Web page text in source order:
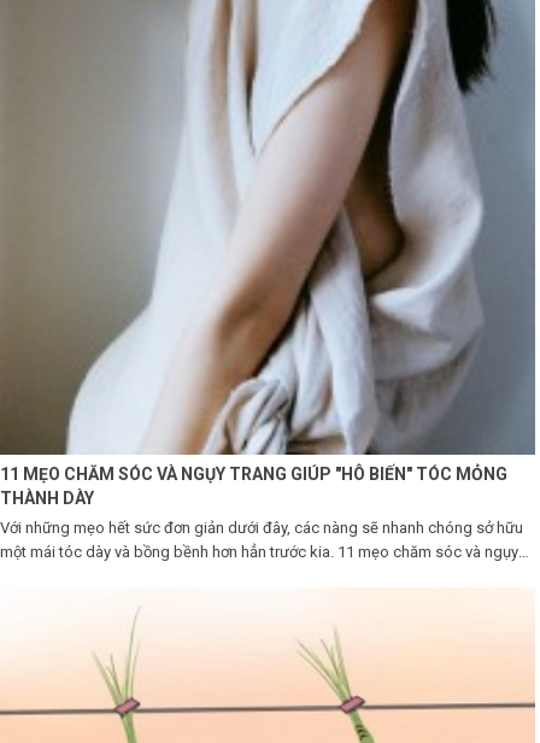
11 MẸO CHĂM SÓC VÀ NGỤY TRANG GIÚP "HÔ BIẾN" TÓC MỎNG
THÀNH DÀY
Với những mẹo hết sức đơn giản dưới đây, các nàng sẽ nhanh chóng sở hữu
một mái tóc dày và bồng bềnh hơn hẳn trước kia. 11 mẹo chăm sóc và ngụy